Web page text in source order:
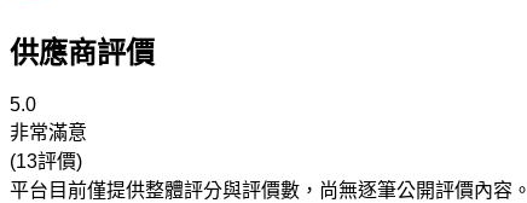
供應商評價
5.0
非常滿意
(13評價)
平台目前僅提供整體評分與評價數，尚無逐筆公開評價內容。